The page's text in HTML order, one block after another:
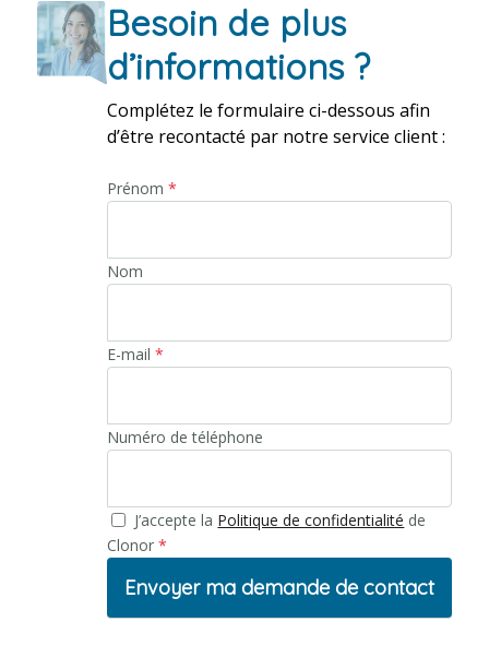
Besoin de plus
d’informations ?
Complétez le formulaire ci-dessous afin
d’être recontacté par notre service client :
Envoyez-nous un mail
Prénom*
Nom
E-mail*
Numéro de téléphone
J’accepte la Politique de confidentialité de
Clonor*